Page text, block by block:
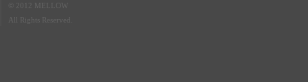
© 2012 MELLOW
All Rights Reserved.